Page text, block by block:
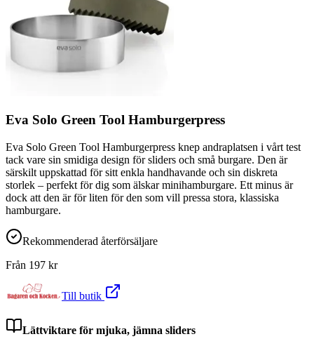
Eva Solo Green Tool Hamburgerpress
Eva Solo Green Tool Hamburgerpress knep andraplatsen i vårt test
tack vare sin smidiga design för sliders och små burgare. Den är
särskilt uppskattad för sitt enkla handhavande och sin diskreta
storlek – perfekt för dig som älskar minihamburgare. Ett minus är
dock att den är för liten för den som vill pressa stora, klassiska
hamburgare.
Rekommenderad återförsäljare
Från 197 kr
Till butik
Lättviktare för mjuka, jämna sliders